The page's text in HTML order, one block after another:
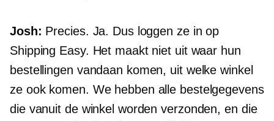
Josh: Precies. Ja. Dus loggen ze in op
Shipping Easy. Het maakt niet uit waar hun
bestellingen vandaan komen, uit welke winkel
ze ook komen. We hebben alle bestelgegevens
die vanuit de winkel worden verzonden, en die